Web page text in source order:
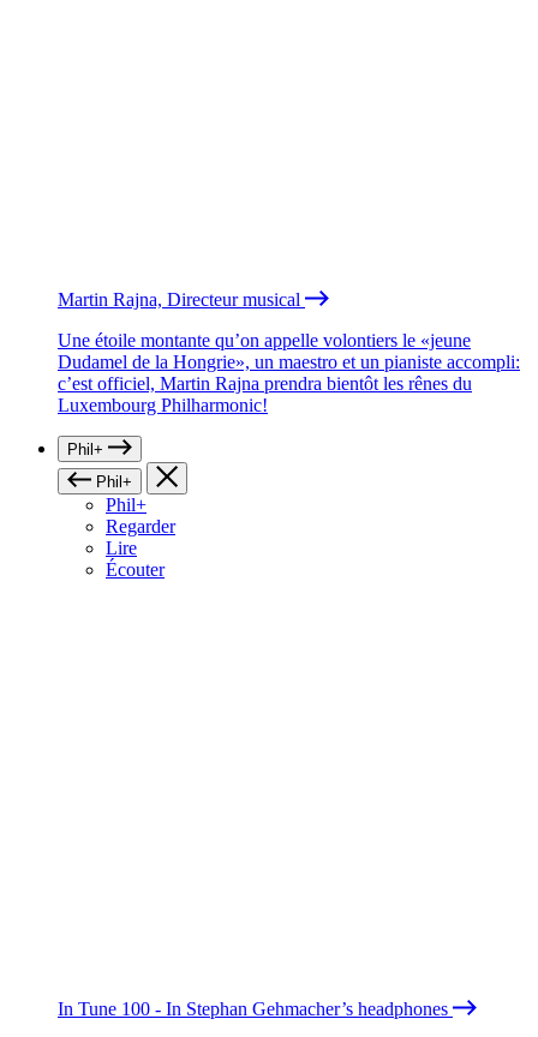
Martin Rajna, Directeur musical
Une étoile montante qu’on appelle volontiers le «jeune
Dudamel de la Hongrie», un maestro et un pianiste accompli:
c’est officiel, Martin Rajna prendra bientôt les rênes du
Luxembourg Philharmonic!
Phil+
Phil+
Phil+
Regarder
Lire
Écouter
In Tune 100 - In Stephan Gehmacher’s headphones